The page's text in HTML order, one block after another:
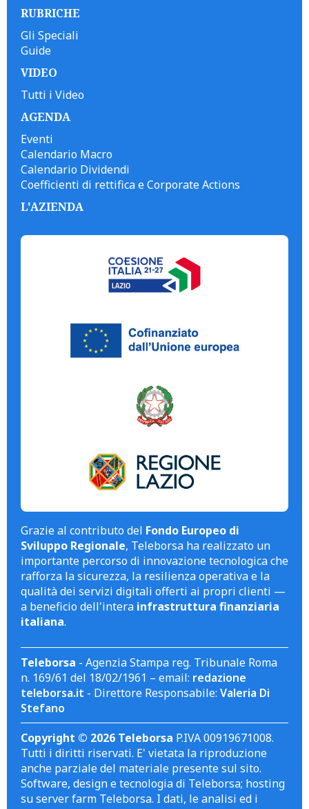
RUBRICHE
Gli Speciali
Guide
VIDEO
Tutti i Video
AGENDA
Eventi
Calendario Macro
Calendario Dividendi
Coefficienti di rettifica e Corporate Actions
L'AZIENDA
Grazie al contributo del Fondo Europeo di
Sviluppo Regionale, Teleborsa ha realizzato un
importante percorso di innovazione tecnologica che
rafforza la sicurezza, la resilienza operativa e la
qualità dei servizi digitali offerti ai propri clienti —
a beneficio dell'intera infrastruttura finanziaria
italiana.
Teleborsa - Agenzia Stampa reg. Tribunale Roma
n. 169/61 del 18/02/1961 – email: redazione
teleborsa.it - Direttore Responsabile: Valeria Di
Stefano
Copyright © 2026 Teleborsa P.IVA 00919671008.
Tutti i diritti riservati. E' vietata la riproduzione
anche parziale del materiale presente sul sito.
Software, design e tecnologia di Teleborsa; hosting
su server farm Teleborsa. I dati, le analisi ed i